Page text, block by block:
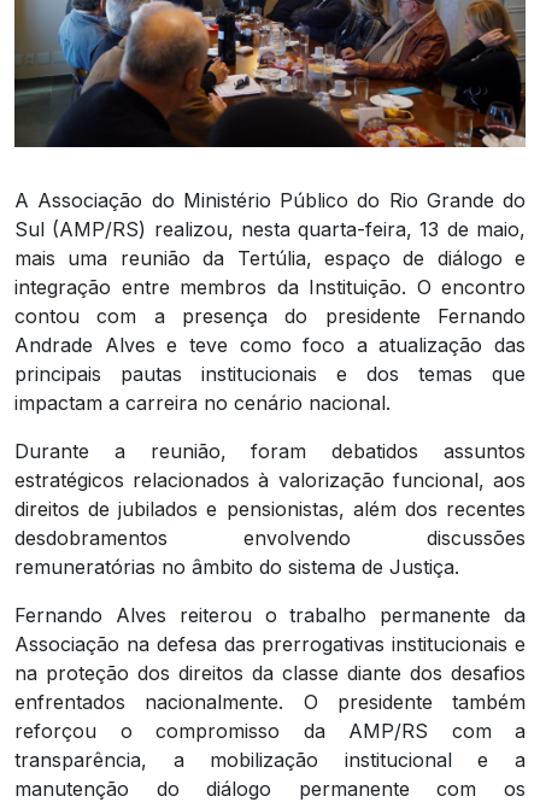
A Associação do Ministério Público do Rio Grande do
Sul (AMP/RS) realizou, nesta quarta-feira, 13 de maio,
mais uma reunião da Tertúlia, espaço de diálogo e
integração entre membros da Instituição. O encontro
contou com a presença do presidente Fernando
Andrade Alves e teve como foco a atualização das
principais pautas institucionais e dos temas que
impactam a carreira no cenário nacional.
Durante a reunião, foram debatidos assuntos
estratégicos relacionados à valorização funcional, aos
direitos de jubilados e pensionistas, além dos recentes
desdobramentos envolvendo discussões
remuneratórias no âmbito do sistema de Justiça.
Fernando Alves reiterou o trabalho permanente da
Associação na defesa das prerrogativas institucionais e
na proteção dos direitos da classe diante dos desafios
enfrentados nacionalmente. O presidente também
reforçou o compromisso da AMP/RS com a
transparência, a mobilização institucional e a
manutenção do diálogo permanente com os